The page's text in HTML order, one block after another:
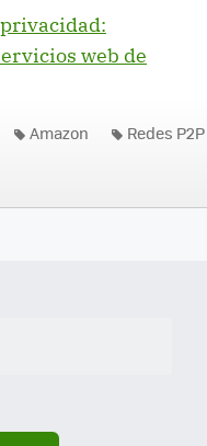
web de
Amazon Redes P2P